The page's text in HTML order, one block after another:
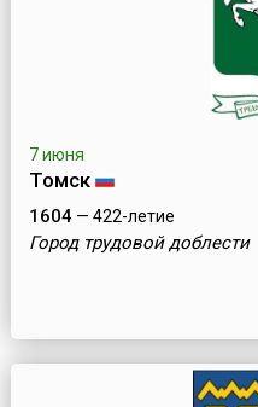
7 июня
Томск
1604— 422-летие
Город трудовой доблести